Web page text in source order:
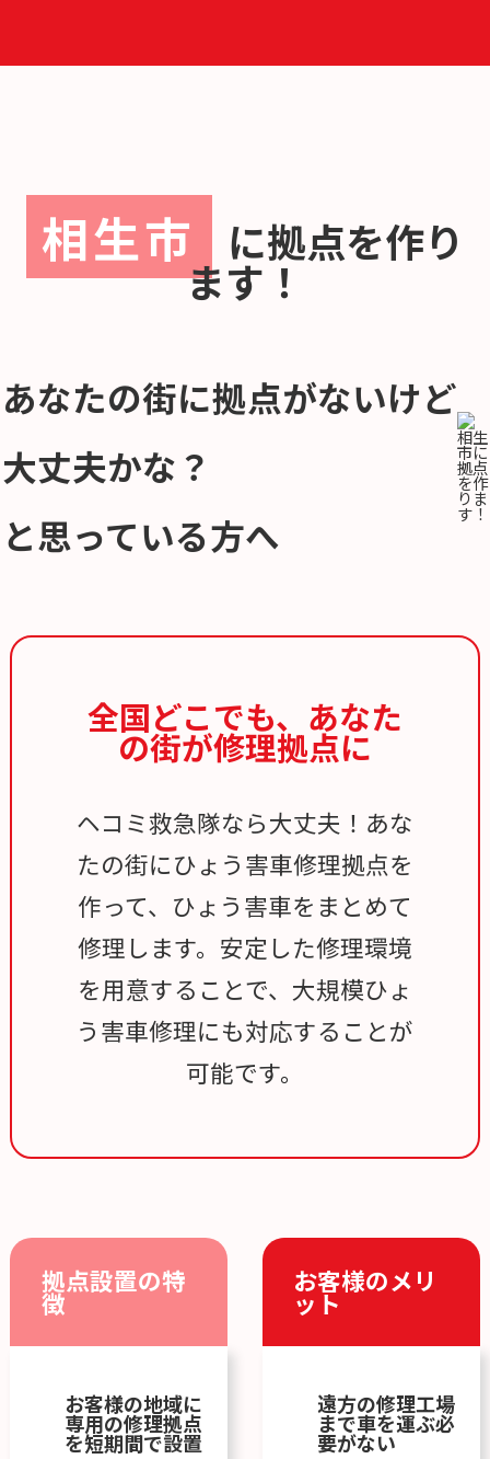
相生市 に拠点を作り
ます！
あなたの街に拠点がないけど
大丈夫かな？
と思っている方へ
全国どこでも、 あなた
の街が修理拠点に
ヘコミ救急隊なら大丈夫！あな
たの街にひょう害車修理拠点を
作って、ひょう害車をまとめて
修理します。安定した修理環境
を用意することで、大規模ひょ
う害車修理にも対応することが
可能です。
拠点設置の特
徴
お客様の地域に
専用の修理拠点
を短期間で設置
お客様のメリ
ット
遠方の修理工場
まで車を運ぶ必
要がない